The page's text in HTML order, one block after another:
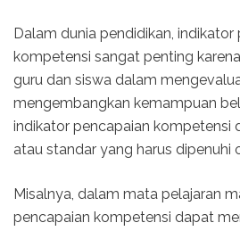
Dalam dunia pendidikan, indikator
kompetensi sangat penting
guru dan siswa dalam
mengembangkan kemampuan
indikator pencapaian kompetensi
atau standar yang harus dipenuhi
Misalnya, dalam mata pelajaran
pencapaian kompetensi dapat